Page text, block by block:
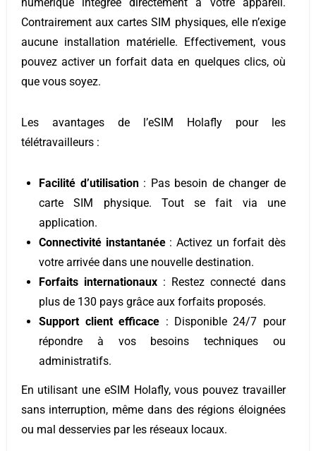
numérique intégrée directement à votre appareil.
Contrairement aux cartes SIM physiques, elle n’exige
aucune installation matérielle. Effectivement, vous
pouvez activer un forfait data en quelques clics, où
que vous soyez.
Les avantages de l’eSIM Holafly pour les
télétravailleurs :
Facilité d’utilisation: Pas besoin de changer de
carte SIM physique. Tout se fait via une
application.
Connectivité instantanée: Activez un forfait dès
votre arrivée dans une nouvelle destination.
Forfaits internationaux : Restez connecté dans
plus de 130 pays grâce aux forfaits proposés.
Support client efficace : Disponible 24/7 pour
répondre à vos besoins techniques ou
administratifs.
En utilisant une eSIM Holafly, vous pouvez travailler
sans interruption, même dans des régions éloignées
ou mal desservies par les réseaux locaux.